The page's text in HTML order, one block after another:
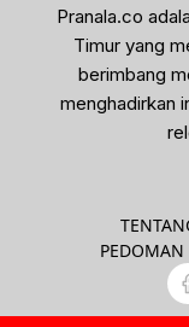
Pranala.co
Timur yang
berimbang
menghadirkan